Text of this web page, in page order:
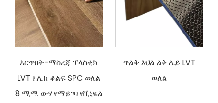
እርጥበት-ማስረጃ ፕላስቲክ
LVT ክሊክ ቆልፍ SPC ወለል
8 ሚሜ ውሃ የማይገባ የቪኒዬል
ጥልቅ እህል ልቅ ሌይ LVT
ወለል